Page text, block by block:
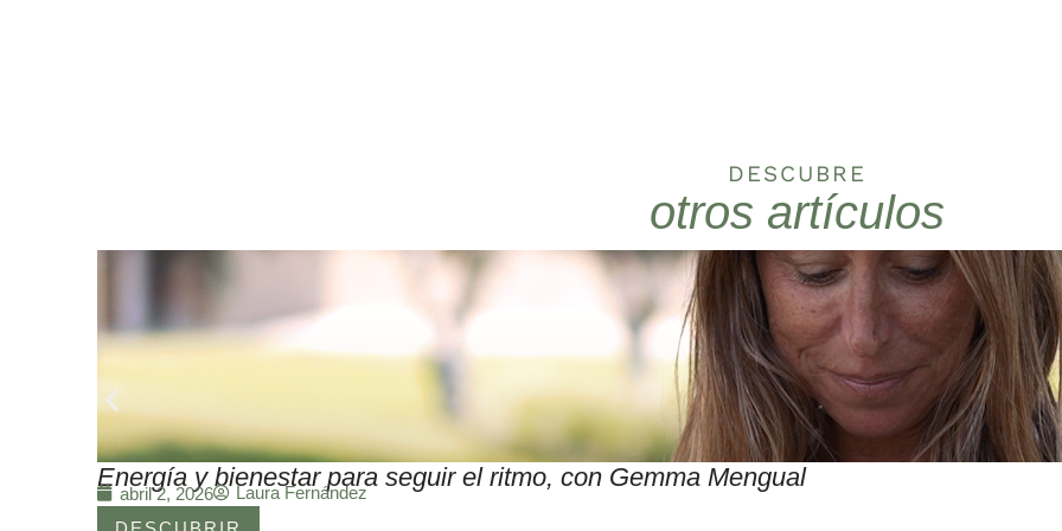
DESCUBRE
otros artículos
Energía y bienestar para seguir el ritmo, con Gemma Mengual
abril 2, 2026
Laura Fernández